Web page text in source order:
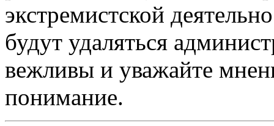
экстремистской
будут удаляться
вежливы и уважайте
понимание.